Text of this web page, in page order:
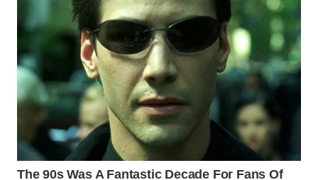
WN
LABUANBAJO
WN
BORNEO
Media
Group